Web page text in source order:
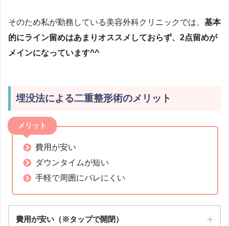
そのため私が勤務している美容外科クリニックでは、 基本
的にライン留めはあまりオススメしておらず、2点留めが
メインになっています^^
埋没法による二重整形術のメリット
メリット
費用が安い
ダウンタイムが短い
手軽で周囲にバレにくい
費用が安い（※タップで開閉）